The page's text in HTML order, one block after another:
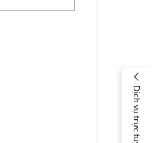
Dịch vụ trực tuyến